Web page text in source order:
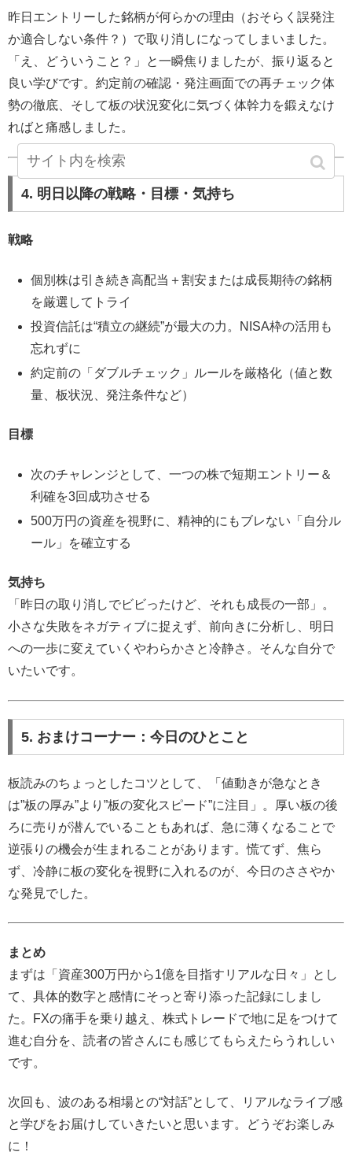
昨日エントリーした銘柄が何らかの理由（おそらく誤発注
か適合しない条件？）で取り消しになってしまいました。
「え、どういうこと？」と一瞬焦りましたが、振り返ると
良い学びです。約定前の確認・発注画面での再チェック体
勢の徹底、そして板の状況変化に気づく体幹力を鍛えなけ
ればと痛感しました。
4. 明日以降の戦略・目標・気持ち
戦略
個別株は引き続き高配当＋割安または成長期待の銘柄
を厳選してトライ
投資信託は“積立の継続”が最大の力。NISA枠の活用も
忘れずに
約定前の「ダブルチェック」ルールを厳格化（値と数
量、板状況、発注条件など）
目標
次のチャレンジとして、一つの株で短期エントリー＆
利確を3回成功させる
500万円の資産を視野に、精神的にもブレない「自分ル
ール」を確立する
気持ち
「昨日の取り消しでビビったけど、それも成長の一部」。
小さな失敗をネガティブに捉えず、前向きに分析し、明日
への一歩に変えていくやわらかさと冷静さ。そんな自分で
いたいです。
5. おまけコーナー：今日のひとこと
板読みのちょっとしたコツとして、「値動きが急なとき
は”板の厚み”より”板の変化スピード”に注目」。厚い板の後
ろに売りが潜んでいることもあれば、急に薄くなることで
逆張りの機会が生まれることがあります。慌てず、焦ら
ず、冷静に板の変化を視野に入れるのが、今日のささやか
な発見でした。
まとめ
まずは「資産300万円から1億を目指すリアルな日々」とし
て、具体的数字と感情にそっと寄り添った記録にしまし
た。FXの痛手を乗り越え、株式トレードで地に足をつけて
進む自分を、読者の皆さんにも感じてもらえたらうれしい
です。
次回も、波のある相場との“対話”として、リアルなライブ感
と学びをお届けしていきたいと思います。どうぞお楽しみ
に！